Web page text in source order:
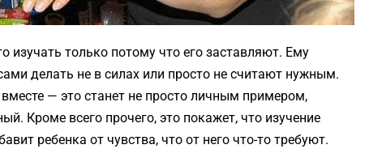
изучать только потому что его заставляют. Ему
делать не в силах или просто не считают нужным.
— это станет не просто личным примером,
Кроме всего прочего, это покажет, что изучение
ребенка от чувства, что от него что-то требуют.